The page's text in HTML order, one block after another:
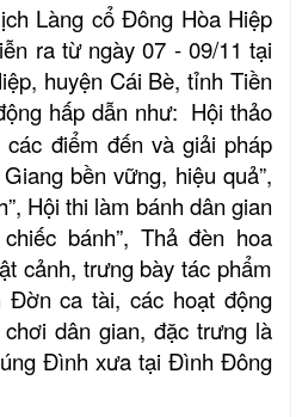
Làng cổ Đông Hòa Hiệp
ra từ ngày 07 - 09/11 tại
huyện Cái Bè, tỉnh Tiền
hấp dẫn như: Hội thảo
điểm đến và giải pháp
bền vững, hiệu quả”,
Hội thi làm bánh dân gian
bánh”, Thả đèn hoa
cảnh, trưng bày tác phẩm
Đờn ca tài,các hoạt động
dân gian, đặc trưng là
Đình xưa tại Đình Đông